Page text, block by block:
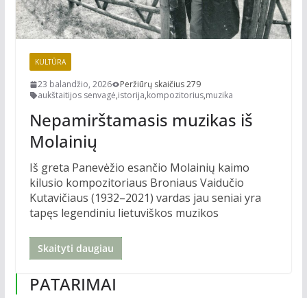
KULTŪRA
23 balandžio, 2026
Peržiūrų skaičius 279
aukštaitijos senvagė,istorija,kompozitorius,muzika
Nepamirštamasis muzikas iš
Molainių
Iš greta Panevėžio esančio Molainių kaimo
kilusio kompozitoriaus Broniaus Vaidučio
Kutavičiaus (1932–2021) vardas jau seniai yra
tapęs legendiniu lietuviškos muzikos
Skaityti daugiau
PATARIMAI